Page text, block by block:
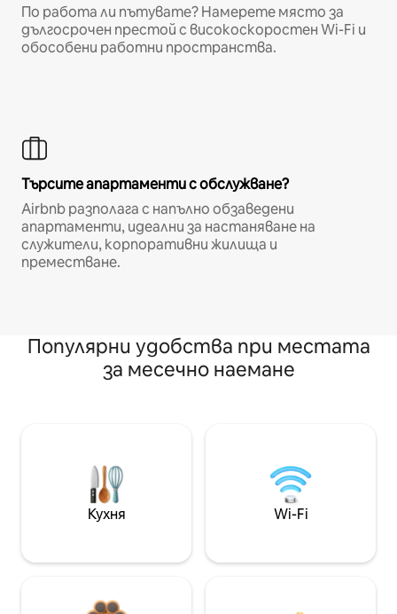
По работа ли пътувате? Намерете място за
дългосрочен престой с високоскоростен Wi-Fi и
обособени работни пространства.
Търсите апартаменти с обслужване?
Airbnb разполага с напълно обзаведени
апартаменти, идеални за настаняване на
служители, корпоративни жилища и
преместване.
Популярни удобства при местата
за месечно наемане
Кухня Wi-Fi